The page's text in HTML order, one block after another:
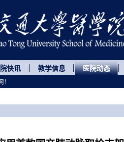
快讯 教学信息 医院动态